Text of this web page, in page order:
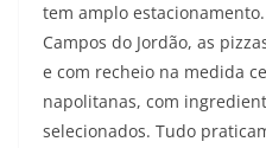
tem amplo
Campos do Jordão, as
e com recheio na medida
napolitanas, com
selecionados. Tudo